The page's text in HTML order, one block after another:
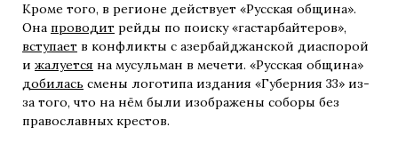
Кроме того, в регионе действует «Русская община».
Она проводит рейды по поиску «гастарбайтеров»,
вступает в конфликты с азербайджанской диаспорой
и жалуется на мусульман в мечети. «Русская община»
добилась смены логотипа издания «Губерния 33» из-
за того, что на нём были изображены соборы без
православных крестов.